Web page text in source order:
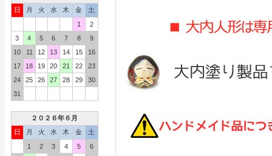
日
月 火 水 木 金
土
1
2
3
4 5 6 7 8
9
10
11 12 13 14 15
16
17
18 19 20 21 22
23
24
25 26 27 28 29
30
31
２０２６年６月
日
月 火 水 木 金
土
1
2 3 4 5
6